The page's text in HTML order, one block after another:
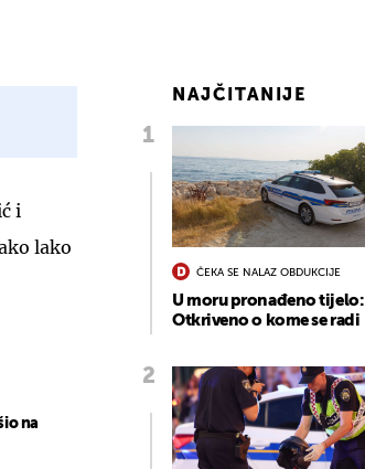
i
lako
na
NAJČITANIJE
ČEKA SE NALAZ OBDUKCIJE
U moru pronađeno tijelo:
Otkriveno o kome se radi